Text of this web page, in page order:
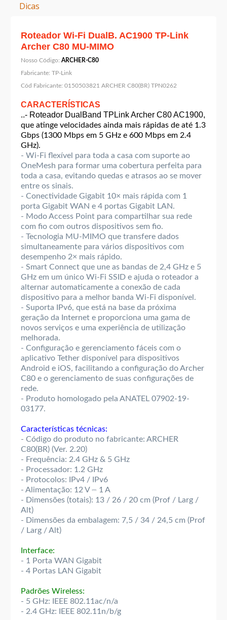
Dicas
Roteador Wi-Fi DualB. AC1900 TP-Link
Archer C80 MU-MIMO
Nosso Código: ARCHER-C80
Fabricante: TP-Link
Cód Fabricante: 0150503821 ARCHER C80(BR) TPN0262
CARACTERÍSTICAS
..- Roteador DualBand TPLink Archer C80 AC1900,
que atinge velocidades ainda mais rápidas de até 1.3
Gbps (1300 Mbps em 5 GHz e 600 Mbps em 2.4
GHz).
- Wi-Fi flexível para toda a casa com suporte ao
OneMesh para formar uma cobertura perfeita para
toda a casa, evitando quedas e atrasos ao se mover
entre os sinais.
- Conectividade Gigabit 10× mais rápida com 1
porta Gigabit WAN e 4 portas Gigabit LAN.
- Modo Access Point para compartilhar sua rede
com fio com outros dispositivos sem fio.
- Tecnologia MU-MIMO que transfere dados
simultaneamente para vários dispositivos com
desempenho 2× mais rápido.
- Smart Connect que une as bandas de 2,4 GHz e 5
GHz em um único Wi-Fi SSID e ajuda o roteador a
alternar automaticamente a conexão de cada
dispositivo para a melhor banda Wi-Fi disponível.
- Suporta IPv6, que está na base da próxima
geração da Internet e proporciona uma gama de
novos serviços e uma experiência de utilização
melhorada.
- Configuração e gerenciamento fáceis com o
aplicativo Tether disponível para dispositivos
Android e iOS, facilitando a configuração do Archer
C80 e o gerenciamento de suas configurações de
rede.
- Produto homologado pela ANATEL 07902-19-
03177.
Características técnicas:
- Código do produto no fabricante: ARCHER
C80(BR) (Ver. 2.20)
- Frequência: 2.4 GHz & 5 GHz
- Processador: 1.2 GHz
- Protocolos: IPv4 / IPv6
- Alimentação: 12 V ⎓ 1 A
- Dimensões (totais): 13 / 26 / 20 cm (Prof / Larg /
Alt)
- Dimensões da embalagem: 7,5 / 34 / 24,5 cm (Prof
/ Larg / Alt)
Interface:
- 1 Porta WAN Gigabit
- 4 Portas LAN Gigabit
Padrões Wireless:
- 5 GHz: IEEE 802.11ac/n/a
- 2.4 GHz: IEEE 802.11n/b/g